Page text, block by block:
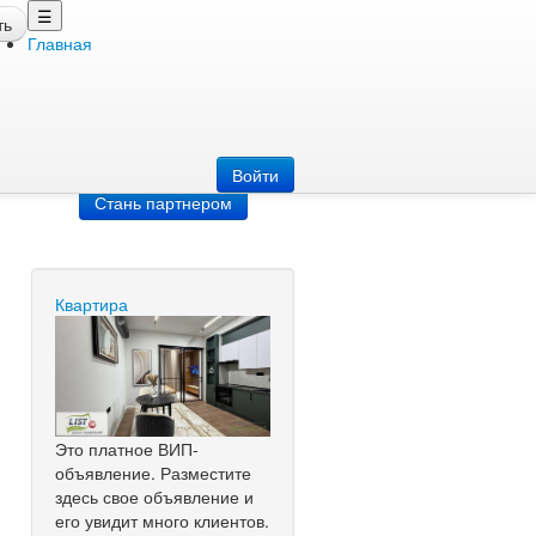
☰
Главная
Войти
Стань партнером
Квартира
Это платное ВИП-
объявление. Разместите
здесь свое объявление и
его увидит много клиентов.